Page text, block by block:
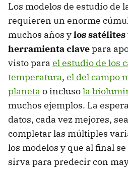
Los modelos de estudio de
requieren un enorme
muchos años ylos satélites
herramienta clavepara
visto para el estudio de los
temperatura, el del campo
planeta o inclusola
muchos ejemplos. La
datos, cada vez mejores,
completar las múltiples
los modelos y que al final
sirva para predecir con